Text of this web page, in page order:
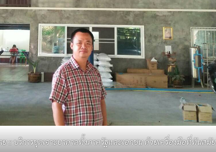
ย :: บริการขุดเจาะบาดาลทั้งภาครัฐและเอกชน ด้วยเครื่องมือที่ทันสมัย